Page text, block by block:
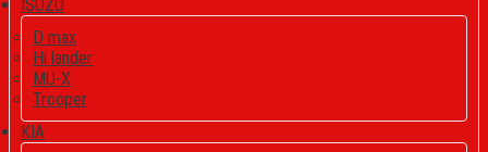
ISUZU
D max
Hi lander
MU-X
Trooper
KIA